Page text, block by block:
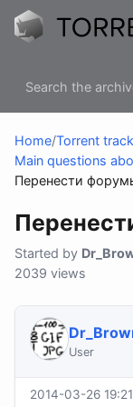
Home/Torrent
Main questions
Перенести
Started by
2039 views
User
2014-03-26 19:21